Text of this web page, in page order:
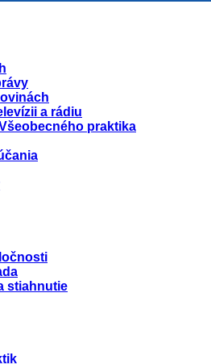
a rádiu
praktika
stiahnutie